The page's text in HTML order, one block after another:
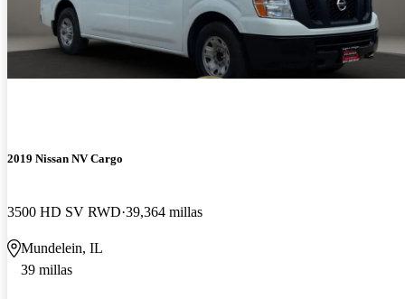
2019 Nissan NV Cargo
3500 HD SV RWD 39,364 millas
Mundelein, IL
39 millas